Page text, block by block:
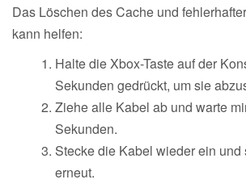
Das Löschen des Cache und
kann helfen:
Halte die Xbox-Taste auf der
Sekunden gedrückt, um sie
Ziehe alle Kabel ab und warte
Sekunden.
Stecke die Kabel wieder ein
erneut.